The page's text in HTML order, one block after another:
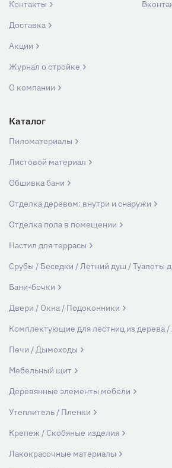
Контакты
Доставка
Акции
Журнал о стройке
О компании
Каталог
Пиломатериалы
Листовой материал
Обшивка бани
Отделка деревом: внутри и снаружи
Отделка пола в помещении
Настил для террасы
Срубы / Беседки / Летний душ / Туалеты
Бани-бочки
Двери / Окна / Подоконники
Комплектующие для лестниц из дерева
Печи / Дымоходы
Мебельный щит
Деревянные элементы мебели
Утеплитель / Пленки
Крепеж / Скобяные изделия
Лакокрасочные материалы